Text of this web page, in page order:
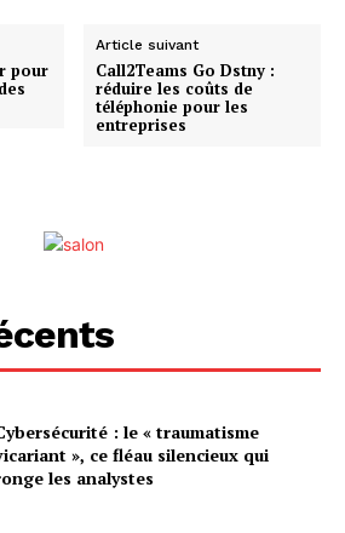
pour
Article suivant
Call2Teams Go Dstny :
réduire les coûts de
téléphonie pour les
entreprises
: le « traumatisme
», ce fléau silencieux qui
les analystes